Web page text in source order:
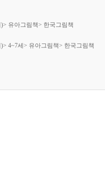
유아그림책> 한국그림책
4~7세> 유아그림책> 한국그림책